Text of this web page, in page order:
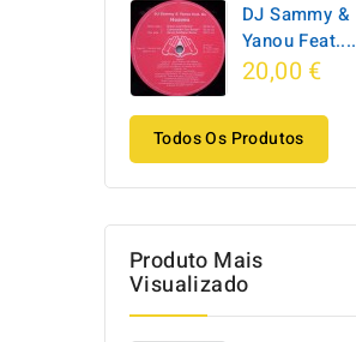
DJ Sammy &
Yanou Feat....
20,00 €
Todos Os Produtos
Produto Mais
Visualizado